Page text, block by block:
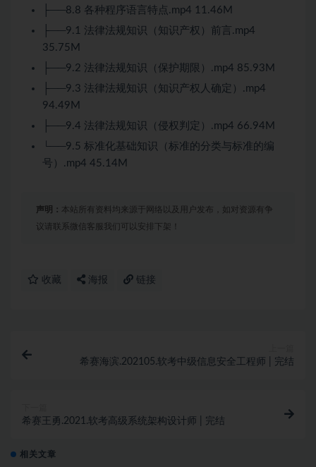
├──8.8 各种程序语言特点.mp4 11.46M
├──9.1 法律法规知识（知识产权）前言.mp4
35.75M
├──9.2 法律法规知识（保护期限）.mp4 85.93M
├──9.3 法律法规知识（知识产权人确定）.mp4
94.49M
├──9.4 法律法规知识（侵权判定）.mp4 66.94M
└──9.5 标准化基础知识（标准的分类与标准的编
号）.mp4 45.14M
声明： 本站所有资料均来源于网络以及用户发布，如对资源有争
议请联系微信客服我们可以安排下架！
收藏 海报 链接
希赛海滨.202105.软考中级信息安全工程师 | 完结
希赛王勇.2021.软考高级系统架构设计师 | 完结
相关文章